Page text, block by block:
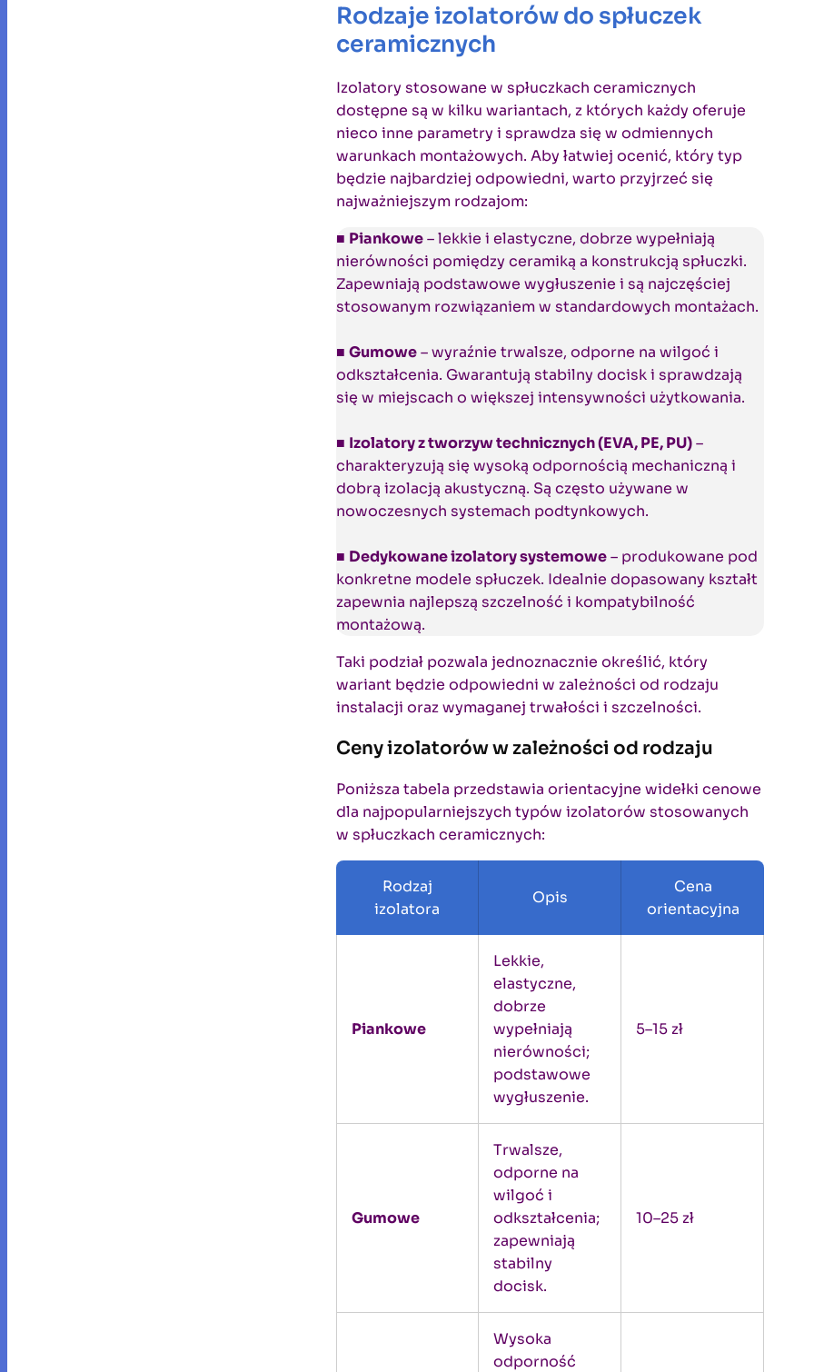
Rodzaje izolatorów do spłuczek
ceramicznych
Izolatory stosowane w spłuczkach ceramicznych
dostępne są w kilku wariantach, z których każdy oferuje
nieco inne parametry i sprawdza się w odmiennych
warunkach montażowych. Aby łatwiej ocenić, który typ
będzie najbardziej odpowiedni, warto przyjrzeć się
najważniejszym rodzajom:
■ Piankowe– lekkie i elastyczne, dobrze wypełniają
nierówności pomiędzy ceramiką a konstrukcją spłuczki.
Zapewniają podstawowe wygłuszenie i są najczęściej
stosowanym rozwiązaniem w standardowych montażach.
■ Gumowe– wyraźnie trwalsze, odporne na wilgoć i
odkształcenia. Gwarantują stabilny docisk i sprawdzają
się w miejscach o większej intensywności użytkowania.
■ Izolatory z tworzyw technicznych (EVA, PE, PU)–
charakteryzują się wysoką odpornością mechaniczną i
dobrą izolacją akustyczną. Są często używane w
nowoczesnych systemach podtynkowych.
■ Dedykowane izolatory systemowe– produkowane pod
konkretne modele spłuczek. Idealnie dopasowany kształt
zapewnia najlepszą szczelność i kompatybilność
montażową.
Taki podział pozwala jednoznacznie określić, który
wariant będzie odpowiedni w zależności od rodzaju
instalacji oraz wymaganej trwałości i szczelności.
Ceny izolatorów w zależności od rodzaju
Poniższa tabela przedstawia orientacyjne widełki cenowe
dla najpopularniejszych typów izolatorów stosowanych
w spłuczkach ceramicznych:
Rodzaj
izolatora
Opis
Cena
orientacyjna
Piankowe
Lekkie,
elastyczne,
dobrze
wypełniają
nierówności;
podstawowe
wygłuszenie.
5–15 zł
Gumowe
Trwalsze,
odporne na
wilgoć i
odkształcenia;
zapewniają
stabilny
docisk.
10–25 zł
Wysoka
odporność